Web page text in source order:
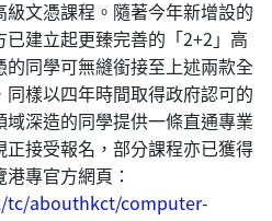
文憑課程。隨著今年新增設的
建立起更臻完善的「2+2」高
同學可無縫銜接至上述兩款全
樣以四年時間取得政府認可的
深造的同學提供一條直通專業
接受報名，部分課程亦已獲得
專官方網頁：
tc/abouthkct/computer-